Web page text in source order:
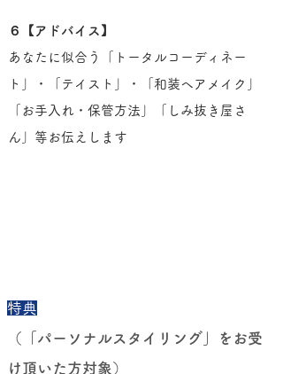
６【アドバイス】
あなたに似合う「トータルコーディネー
ト」・「テイスト」・「和装ヘアメイク」
「お手入れ・保管方法」「しみ抜き屋さ
ん」等お伝えします
特典
（「パーソナルスタイリング」をお受
け頂いた方対象）